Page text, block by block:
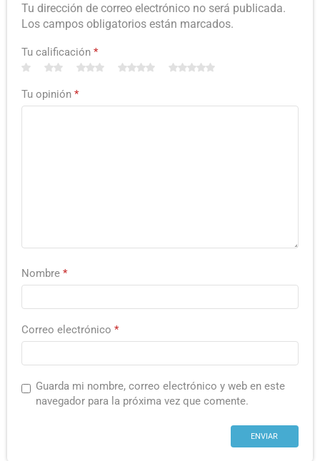
Tu dirección de correo electrónico no será publicada.
Los campos obligatorios están marcados.
Tu calificación *
Tu opinión *
Nombre *
Correo electrónico *
Guarda mi nombre, correo electrónico y web en este
navegador para la próxima vez que comente.